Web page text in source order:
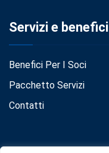
Servizi e benefici
Benefici Per I Soci
Pacchetto Servizi
Contatti